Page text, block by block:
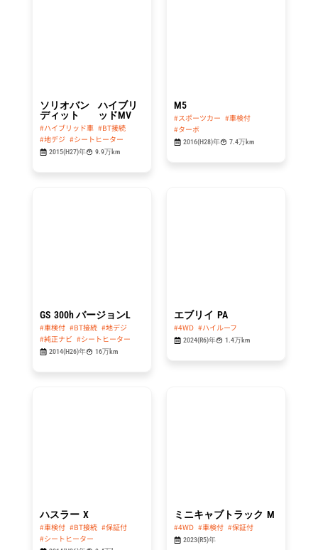
ソリオバン
ディット
ハイブリ
ッドMV
#ハイブリッド車 #BT接続
#地デジ #シートヒーター
2015(H27)年 9.9万km
M5
#スポーツカー #車検付
#ターボ
2016(H28)年 7.4万km
GS 300h バージョンL
#車検付 #BT接続 #地デジ
#純正ナビ #シートヒーター
2014(H26)年 16万km
エブリイ PA
#4WD #ハイルーフ
2024(R6)年 1.4万km
ハスラー X
#車検付 #BT接続 #保証付
#シートヒーター
ミニキャブトラック M
#4WD #車検付 #保証付
2023(R5)年